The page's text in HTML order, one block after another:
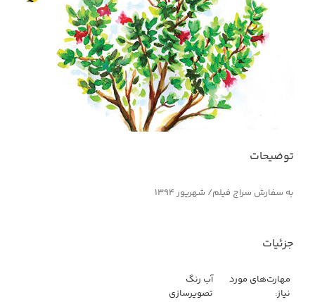
توضیحات
به سفارش سراج فیلم/ شهریور ۱۳۹۴
جزئیات
مهارت‌های مورد
نیاز:
آب رنگ
تصویرسازی